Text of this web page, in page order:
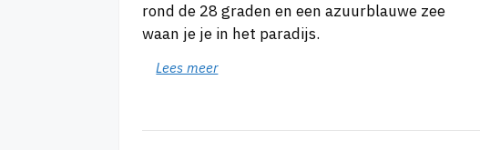
rond de 28 graden en een azuurblauwe zee
waan je je in het paradijs.
Lees meer